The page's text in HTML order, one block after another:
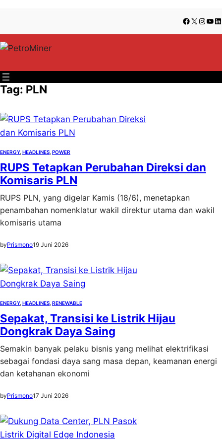
konten
content
Facebook
X
Tag: PLN
ENERGY, HEADLINES POWER
RUPS Tetapkan Perubahan Direksi dan
Komisaris PLN
RUPS PLN, yang digelar Kamis (18/6), menetapkan
penambahan nomenklatur wakil direktur utama dan wakil
komisaris utama
byPrismono19 Juni 2026
ENERGY, HEADLINES RENEWABLE
Sepakat, Transisi ke Listrik Hijau
Dongkrak Daya Saing
Semakin banyak pelaku bisnis yang melihat elektrifikasi
sebagai fondasi daya sang masa depan, keamanan energi
dan ketahanan ekonomi
byPrismono17 Juni 2026